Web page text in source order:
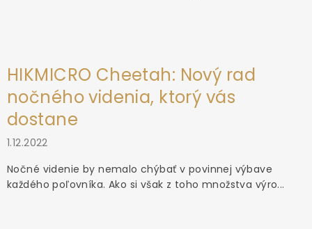
HIKMICRO Cheetah: Nový rad
nočného videnia, ktorý vás
dostane
1.12.2022
Nočné videnie by nemalo chýbať v povinnej výbave
každého poľovníka. Ako si však z toho množstva výro...